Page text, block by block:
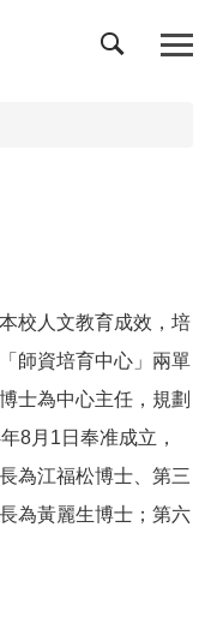
校人文教育成效，培
師資培育中心」兩單
士為中心主任，規劃
8月1日奉准成立，
為江福松博士、第三
為黃麗生博士；第六